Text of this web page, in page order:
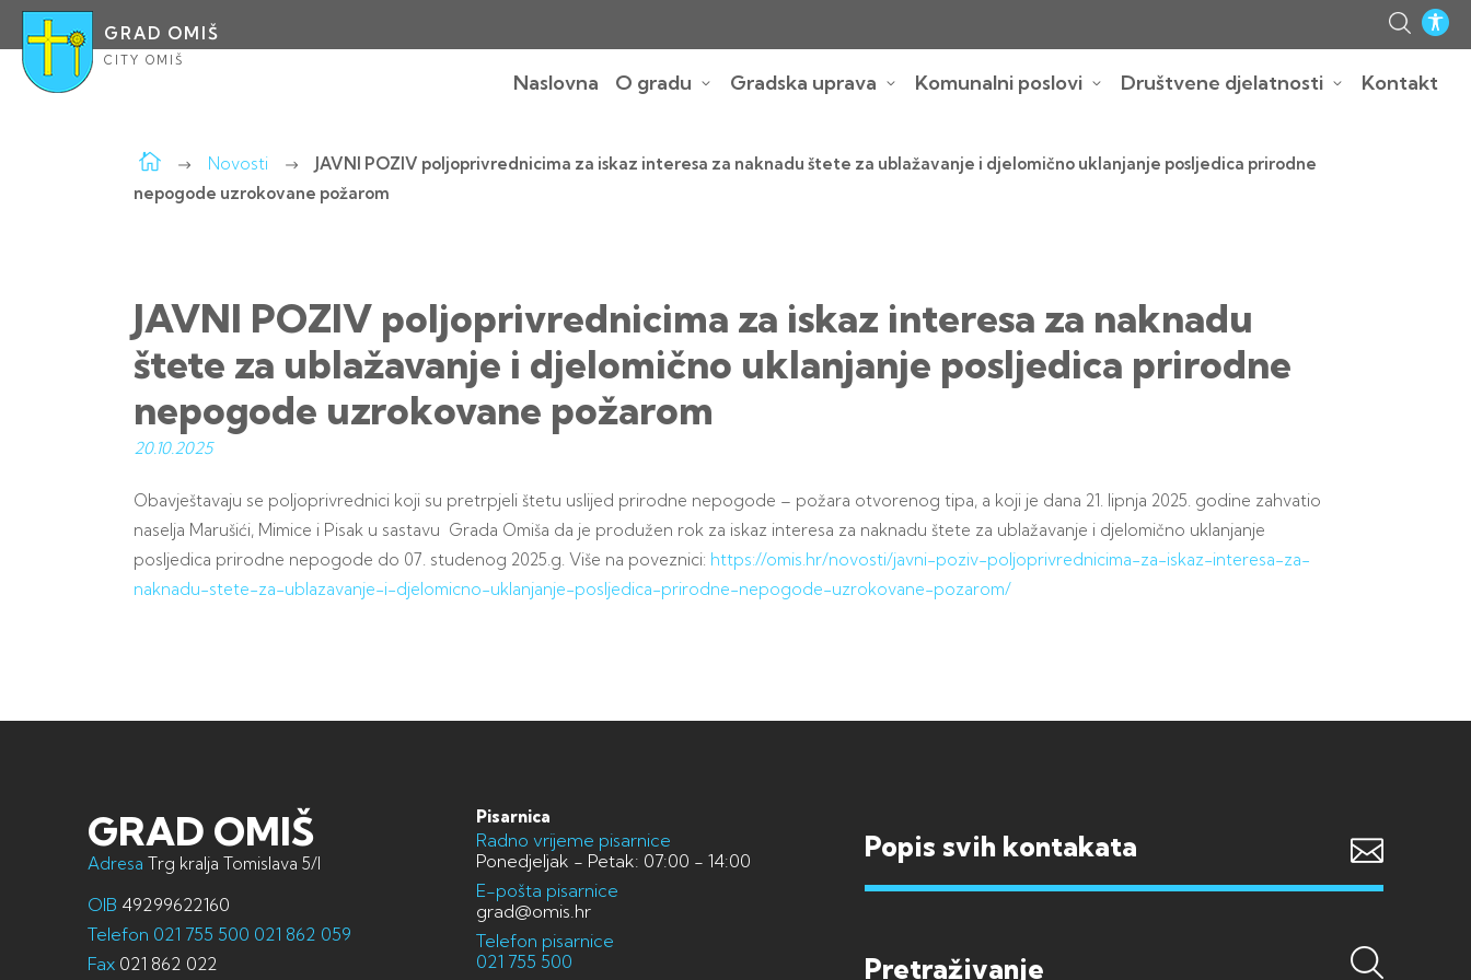
GRAD OMIŠ
CITY OMIŠ
Naslovna O gradu Gradska uprava Komunalni poslovi Društvene djelatnosti Kontakt
Novosti
JAVNI POZIV poljoprivrednicima za iskaz interesa za naknadu štete za ublažavanje i djelomično uklanjanje posljedica prirodne
nepogode uzrokovane požarom
JAVNI POZIV poljoprivrednicima za iskaz interesa za naknadu
štete za ublažavanje i djelomično uklanjanje posljedica prirodne
nepogode uzrokovane požarom
20.10.2025
Obavještavaju se poljoprivrednici koji su pretrpjeli štetu uslijed prirodne nepogode – požara otvorenog tipa, a koji je dana 21. lipnja 2025. godine zahvatio
naselja Marušići, Mimice i Pisak u sastavu Grada Omiša da je produžen rok za iskaz interesa za naknadu štete za ublažavanje i djelomično uklanjanje
posljedica prirodne nepogode do 07. studenog 2025.g. Više na poveznici: https://omis.hr/novosti/javni-poziv-poljoprivrednicima-za-iskaz-interesa-za-
naknadu-stete-za-ublazavanje-i-djelomicno-uklanjanje-posljedica-prirodne-nepogode-uzrokovane-pozarom/
GRAD OMIŠ
Adresa Trg kralja Tomislava 5/I
OIB 49299622160
Telefon 021 755 500 021 862 059
Fax 021 862 022
Pisarnica
Radno vrijeme pisarnice
Ponedjeljak - Petak: 07:00 - 14:00
E-pošta pisarnice
grad@omis.hr
Telefon pisarnice
021 755 500
Popis svih kontakata